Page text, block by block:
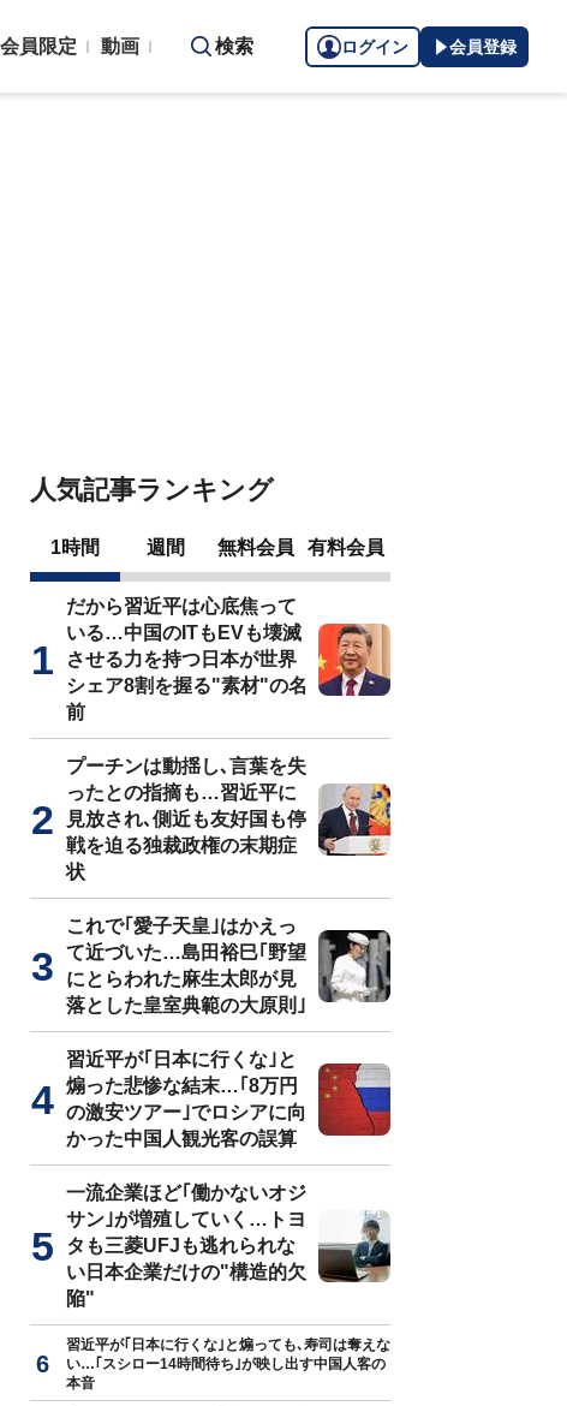
会員限定 動画 検索 ログイン 会員登録
人気記事ランキング
1時間 週間 無料会員 有料会員
だから習近平は心底焦って
いる…中国のITもEVも壊滅
させる力を持つ日本が世界
シェア8割を握る"素材"の名
前
プーチンは動揺し､言葉を失
ったとの指摘も…習近平に
見放され､側近も友好国も停
戦を迫る独裁政権の末期症
状
これで｢愛子天皇｣はかえっ
て近づいた…島田裕巳｢野望
にとらわれた麻生太郎が見
落とした皇室典範の大原則｣
習近平が｢日本に行くな｣と
煽った悲惨な結末…｢8万円
の激安ツアー｣でロシアに向
かった中国人観光客の誤算
一流企業ほど｢働かないオジ
サン｣が増殖していく…トヨ
タも三菱UFJも逃れられな
い日本企業だけの"構造的欠
陥"
習近平が｢日本に行くな｣と煽っても､寿司は奪えな
い…｢スシロー14時間待ち｣が映し出す中国人客の
本音